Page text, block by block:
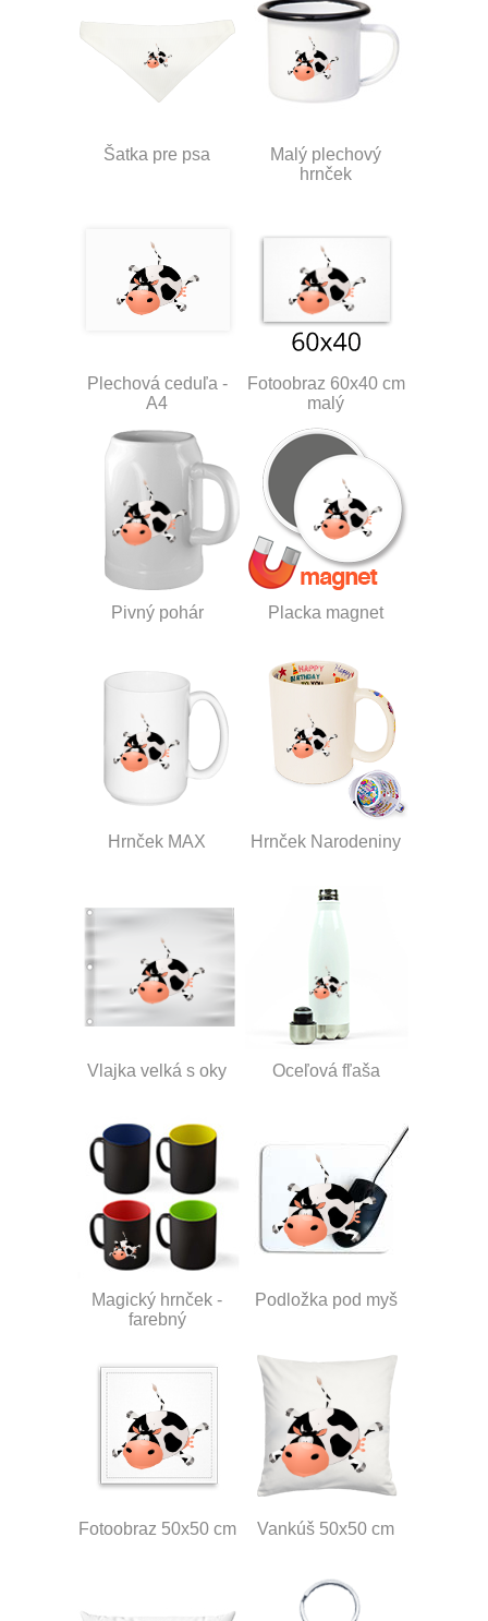
Šatka pre psa
Malý plechový
hrnček
Plechová ceduľa -
A4
Fotoobraz 60x40 cm
malý
Pivný pohár Placka magnet
Hrnček MAX Hrnček Narodeniny
Vlajka velká s oky Oceľová fľaša
Magický hrnček -
farebný
Podložka pod myš
Fotoobraz 50x50 cm Vankúš 50x50 cm